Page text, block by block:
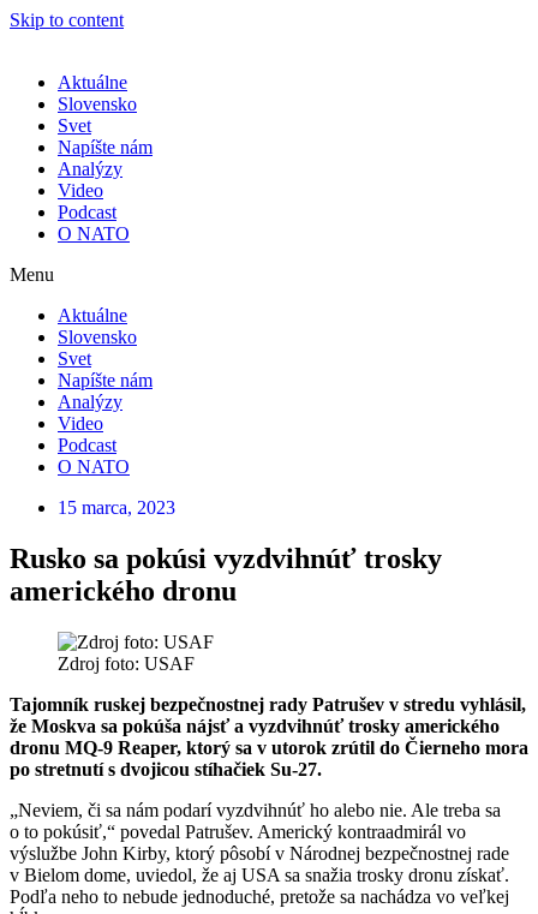
Skip to content
Aktuálne
Slovensko
Svet
Napíšte nám
Analýzy
Video
Podcast
O NATO
Menu
Aktuálne
Slovensko
Svet
Napíšte nám
Analýzy
Video
Podcast
O NATO
15 marca, 2023
Rusko sa pokúsi vyzdvihnúť trosky
amerického dronu
Zdroj foto: USAF
Tajomník ruskej bezpečnostnej rady Patrušev v stredu vyhlásil,
že Moskva sa pokúša nájsť a vyzdvihnúť trosky amerického
dronu MQ-9 Reaper, ktorý sa v utorok zrútil do Čierneho mora
po stretnutí s dvojicou stíhačiek Su-27.
„Neviem, či sa nám podarí vyzdvihnúť ho alebo nie. Ale treba sa
o to pokúsiť,“ povedal Patrušev. Americký kontraadmirál vo
výslužbe John Kirby, ktorý pôsobí v Národnej bezpečnostnej rade
v Bielom dome, uviedol, že aj USA sa snažia trosky dronu získať.
Podľa neho to nebude jednoduché, pretože sa nachádza vo veľkej